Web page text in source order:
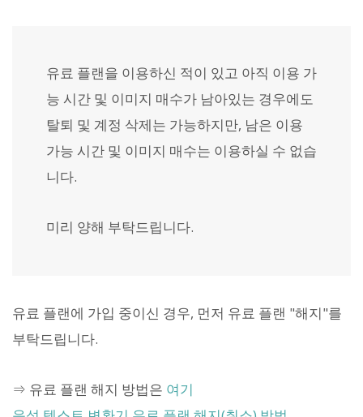
유료 플랜을 이용하신 적이 있고 아직 이용 가
능 시간 및 이미지 매수가 남아있는 경우에도
탈퇴 및 계정 삭제는 가능하지만, 남은 이용
가능 시간 및 이미지 매수는 이용하실 수 없습
니다.
미리 양해 부탁드립니다.
유료 플랜에 가입 중이신 경우, 먼저 유료 플랜 "해지"를
부탁드립니다.
⇒ 유료 플랜 해지 방법은 여기